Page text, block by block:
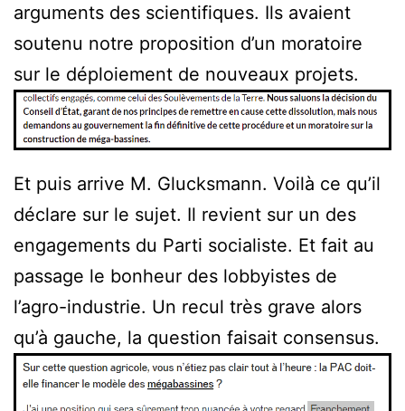
arguments des scientifiques. Ils avaient
soutenu notre proposition d’un moratoire
sur le déploiement de nouveaux projets.
Et puis arrive M. Glucksmann. Voilà ce qu’il
déclare sur le sujet. Il revient sur un des
engagements du Parti socialiste. Et fait au
passage le bonheur des lobbyistes de
l’agro-industrie. Un recul très grave alors
qu’à gauche, la question faisait consensus.